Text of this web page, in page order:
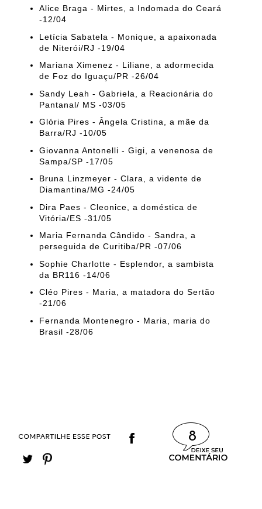
Alice Braga - Mirtes, a Indomada do Ceará
-12/04
Letícia Sabatela - Monique, a apaixonada
de Niterói/RJ -19/04
Mariana Ximenez - Liliane, a adormecida
de Foz do Iguaçu/PR -26/04
Sandy Leah - Gabriela, a Reacionária do
Pantanal/ MS -03/05
Glória Pires - Ângela Cristina, a mãe da
Barra/RJ -10/05
Giovanna Antonelli - Gigi, a venenosa de
Sampa/SP -17/05
Bruna Linzmeyer - Clara, a vidente de
Diamantina/MG -24/05
Dira Paes - Cleonice, a doméstica de
Vitória/ES -31/05
Maria Fernanda Cândido - Sandra, a
perseguida de Curitiba/PR -07/06
Sophie Charlotte - Esplendor, a sambista
da BR116 -14/06
Cléo Pires - Maria, a matadora do Sertão
-21/06
Fernanda Montenegro - Maria, maria do
Brasil -28/06
8